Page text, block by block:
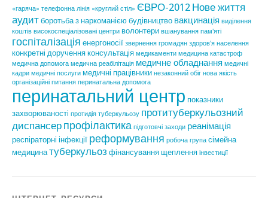
«гаряча» телефонна лінія «круглий стіл» ЄВРО-2012 Нове життя
аудит боротьба з наркоманією будівництво вакцинація виділення
коштів високоспеціалізовані центри волонтери вшанування пам'яті
госпіталізація енергоносії звернення громадян здоров'я населення
конкретні доручення консультація медикаменти медицина катастроф
медична допомога медична реабілітація медичне обладнання медичні
кадри медичні послуги медичні працівники незаконний обіг нова якість
організаційні питання перинатальна допомога
перинатальний центр показники
захворюваності протидія туберкульозу протитуберкульозний
диспансер профілактика підготовчі заходи реанімація
респіраторні інфекції реформування робоча група сімейна
медицина туберкульоз фінансування щеплення інвестиції